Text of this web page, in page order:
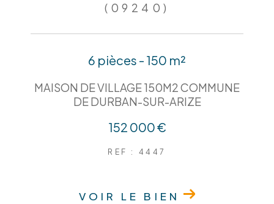
(09240)
6 pièces - 150 m²
MAISON DE VILLAGE 150M2 COMMUNE
DE DURBAN-SUR-ARIZE
152 000 €
REF : 4447
VOIR LE BIEN